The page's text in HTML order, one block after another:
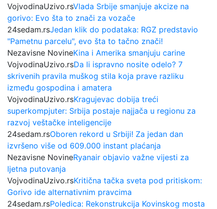
VojvodinaUzivo.rsVlada Srbije smanjuje akcize na
gorivo: Evo šta to znači za vozače
24sedam.rsJedan klik do podataka: RGZ predstavio
"Pametnu parcelu", evo šta to tačno znači!
Nezavisne NovineKina i Amerika smanjuju carine
VojvodinaUzivo.rsDa li ispravno nosite odelo? 7
skrivenih pravila muškog stila koja prave razliku
između gospodina i amatera
VojvodinaUzivo.rsKragujevac dobija treći
superkompjuter: Srbija postaje najjača u regionu za
razvoj veštačke inteligencije
24sedam.rsOboren rekord u Srbiji! Za jedan dan
izvršeno više od 609.000 instant plaćanja
Nezavisne NovineRyanair objavio važne vijesti za
ljetna putovanja
VojvodinaUzivo.rsKritična tačka sveta pod pritiskom:
Gorivo ide alternativnim pravcima
24sedam.rsPoledica: Rekonstrukcija Kovinskog mosta